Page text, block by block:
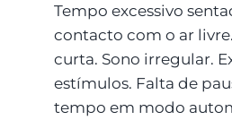
Tempo excessivo
contacto com o ar
curta. Sono irregular.
estímulos. Falta de
tempo em modo